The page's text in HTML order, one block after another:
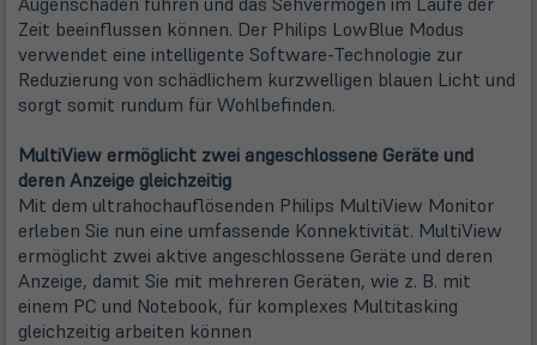
Zeit beeinflussen können. Der Philips LowBlue Modus
verwendet eine intelligente Software-Technologie zur
Reduzierung von schädlichem kurzwelligen blauen Licht und
sorgt somit rundum für Wohlbefinden.
MultiView ermöglicht zwei angeschlossene Geräte und
deren Anzeige gleichzeitig
Mit dem ultrahochauflösenden Philips MultiView Monitor
erleben Sie nun eine umfassende Konnektivität. MultiView
ermöglicht zwei aktive angeschlossene Geräte und deren
Anzeige, damit Sie mit mehreren Geräten, wie z. B. mit
einem PC und Notebook, für komplexes Multitasking
gleichzeitig arbeiten können